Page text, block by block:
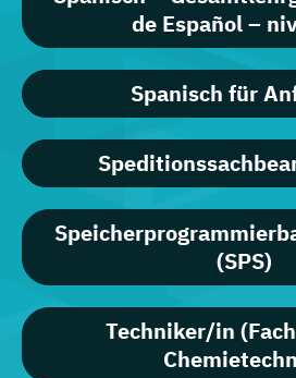
de Español –
Spanisch für
(SPS)
Techniker/in